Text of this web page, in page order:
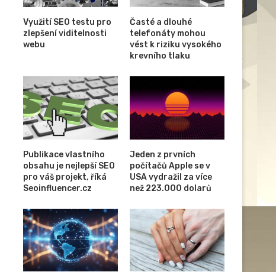
Využití SEO testu pro
zlepšení viditelnosti
webu
Časté a dlouhé
telefonáty mohou
vést k riziku vysokého
krevního tlaku
Publikace vlastního
obsahu je nejlepší SEO
pro váš projekt, říká
Seoinfluencer.cz
Jeden z prvních
počítačů Apple se v
USA vydražil za více
než 223.000 dolarů